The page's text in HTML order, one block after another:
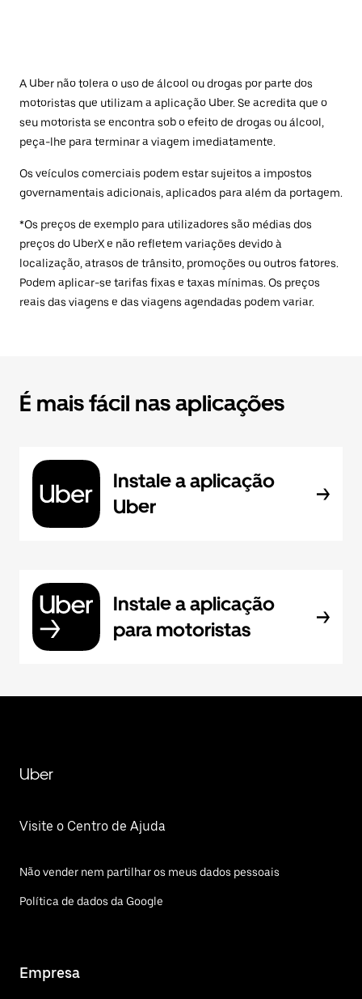
A Uber não tolera o uso de álcool ou drogas por parte dos
motoristas que utilizam a aplicação Uber. Se acredita que o
seu motorista se encontra sob o efeito de drogas ou álcool,
peça-lhe para terminar a viagem imediatamente.
Os veículos comerciais podem estar sujeitos a impostos
governamentais adicionais, aplicados para além da portagem.
*Os preços de exemplo para utilizadores são médias dos
preços do UberX e não refletem variações devido à
localização, atrasos de trânsito, promoções ou outros fatores.
Podem aplicar-se tarifas fixas e taxas mínimas. Os preços
reais das viagens e das viagens agendadas podem variar.
É mais fácil nas aplicações
Instale a aplicação
Uber
Instale a aplicação
para motoristas
Uber
Visite o Centro de Ajuda
Não vender nem partilhar os meus dados pessoais
Política de dados da Google
Empresa